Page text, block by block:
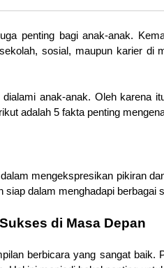
penting bagi anak-anak.
sosial, maupun karier di
anak-anak. Oleh karena
adalah 5 fakta penting
mengekspresikan pikiran
dalam menghadapi berbagai
di Masa Depan
berbicara yang sangat baik.